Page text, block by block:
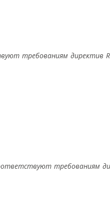
требованиям директив
требованиям